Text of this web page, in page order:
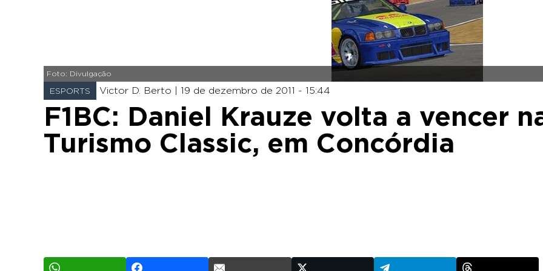
Foto: Divulgação
ESPORTS Victor D. Berto | 19 de dezembro de 2011 - 15:44
F1BC: Daniel Krauze volta a vencer
Turismo Classic, em Concórdia